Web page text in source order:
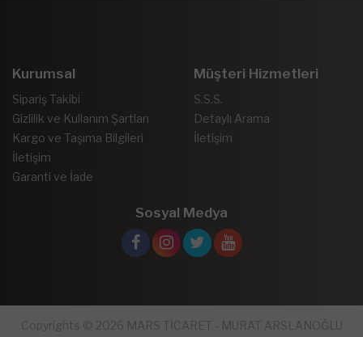
Kurumsal
Sipariş Takibi
Gizlilik ve Kullanım Şartları
Kargo ve Taşıma Bilgileri
İletişim
Garanti ve İade
Müşteri Hizmetleri
S.S.S.
Detaylı Arama
İletişim
Sosyal Medya
Copyrights © 2026 MARS TİCARET - MURAT ARSLANOĞLU